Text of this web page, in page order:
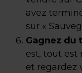
avez
sur «
Gagnez du
est, tout est
et regardez